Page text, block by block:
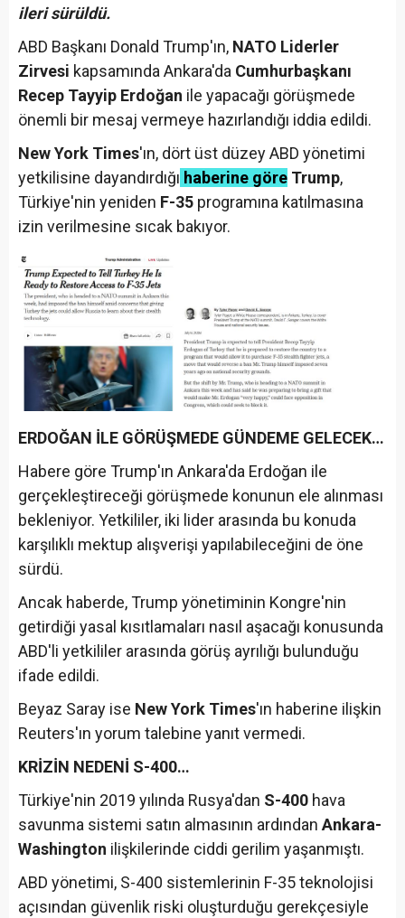
ileri sürüldü.
ABD Başkanı Donald Trump'ın, NATO Liderler
Zirvesi kapsamında Ankara'da Cumhurbaşkanı
Recep Tayyip Erdoğan ile yapacağı görüşmede
önemli bir mesaj vermeye hazırlandığı iddia edildi.
New York Times'ın, dört üst düzey ABD yönetimi
yetkilisine dayandırdığı haberine göre Trump,
Türkiye'nin yeniden F-35 programına katılmasına
izin verilmesine sıcak bakıyor.
ERDOĞAN İLE GÖRÜŞMEDE GÜNDEME GELECEK…
Habere göre Trump'ın Ankara'da Erdoğan ile
gerçekleştireceği görüşmede konunun ele alınması
bekleniyor. Yetkililer, iki lider arasında bu konuda
karşılıklı mektup alışverişi yapılabileceğini de öne
sürdü.
Ancak haberde, Trump yönetiminin Kongre'nin
getirdiği yasal kısıtlamaları nasıl aşacağı konusunda
ABD'li yetkililer arasında görüş ayrılığı bulunduğu
ifade edildi.
Beyaz Saray ise New York Times'ın haberine ilişkin
Reuters'ın yorum talebine yanıt vermedi.
KRİZİN NEDENİ S-400…
Türkiye'nin 2019 yılında Rusya'dan S-400 hava
savunma sistemi satın almasının ardından Ankara-
Washington ilişkilerinde ciddi gerilim yaşanmıştı.
ABD yönetimi, S-400 sistemlerinin F-35 teknolojisi
açısından güvenlik riski oluşturduğu gerekçesiyle